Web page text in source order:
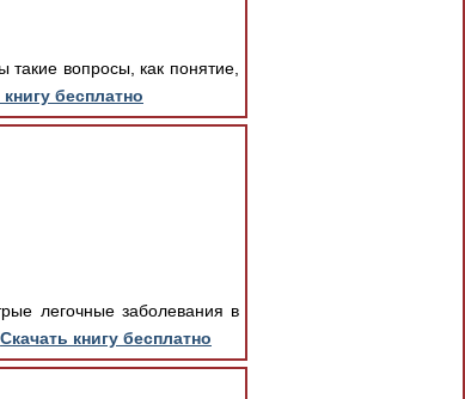
вопросы, как понятие,
бесплатно
легочные заболевания в
Скачать книгу бесплатно